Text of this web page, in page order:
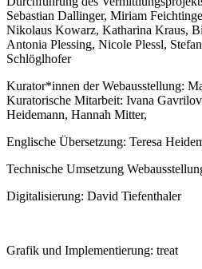
Sebastian Dallinger, Miriam
Nikolaus Kowarz, Katharina Kraus,
Antonia Plessing, Nicole Plessl,
Schlöglhofer
Kurator*innen der Webausstellung:
Kuratorische Mitarbeit: Ivana
Heidemann, Hannah Mitter,
Englische Übersetzung: Teresa
Technische Umsetzung
Digitalisierung: David Tiefenthaler
Grafik und Implementierung: treat